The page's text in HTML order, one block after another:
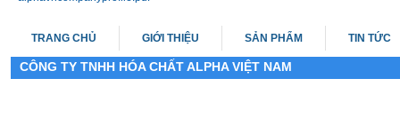
TRANG CHỦ GIỚI THIỆU SẢN PHẨM TIN TỨC
CÔNG TY TNHH HÓA CHẤT ALPHA VIỆT NAM